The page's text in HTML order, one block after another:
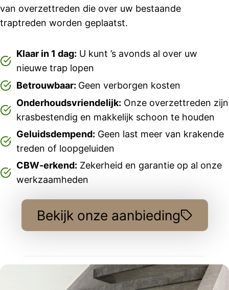
van overzettreden die over uw bestaande
traptreden worden geplaatst.
Klaar in 1 dag: U kunt ’s avonds al over uw
nieuwe trap lopen
Betrouwbaar: Geen verborgen kosten
Onderhoudsvriendelijk: Onze overzettreden zijn
krasbestendig en makkelijk schoon te houden
Geluidsdempend: Geen last meer van krakende
treden of loopgeluiden
CBW-erkend: Zekerheid en garantie op al onze
werkzaamheden
Bekijk onze aanbieding